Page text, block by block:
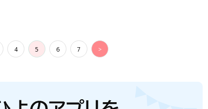
4 5 6 7 >